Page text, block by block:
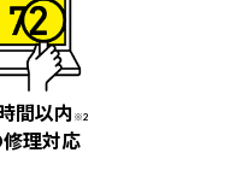
間以内 ※2
修理対応